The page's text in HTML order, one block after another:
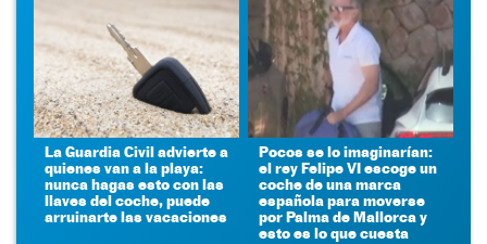
La Guardia Civil advierte a
quienes van a la playa:
nunca hagas esto con las
llaves del coche, puede
arruinarte las vacaciones
Pocos se lo imaginarían:
el rey Felipe VI escoge un
coche de una marca
española para moverse
por Palma de Mallorca y
esto es lo que cuesta